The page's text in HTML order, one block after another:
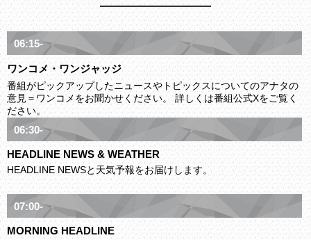
06:15-
ワンコメ・ワンジャッジ
番組がピックアップしたニュースやトピックスについてのアナタの
意見＝ワンコメをお聞かせください。 詳しくは番組公式Xをご覧く
ださい。
06:30-
HEADLINE NEWS & WEATHER
HEADLINE NEWSと天気予報をお届けします。
07:00-
MORNING HEADLINE